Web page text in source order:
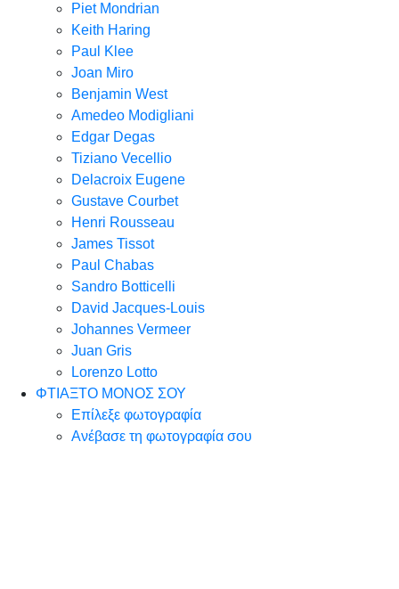
Piet Mondrian
Keith Haring
Paul Klee
Joan Miro
Benjamin West
Amedeo Modigliani
Edgar Degas
Tiziano Vecellio
Delacroix Eugene
Gustave Courbet
Henri Rousseau
James Tissot
Paul Chabas
Sandro Botticelli
David Jacques-Louis
Johannes Vermeer
Juan Gris
Lorenzo Lotto
ΦΤΙΑΞΤΟ ΜΟΝΟΣ ΣΟΥ
Επίλεξε φωτογραφία
Ανέβασε τη φωτογραφία σου